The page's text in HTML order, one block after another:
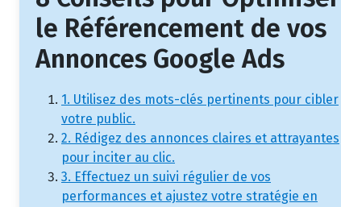
le Référencement de vos
Annonces Google Ads
1. Utilisez des mots-clés pertinents pour cibler
votre public.
2. Rédigez des annonces claires et attrayantes
pour inciter au clic.
3. Effectuez un suivi régulier de vos
performances et ajustez votre stratégie en